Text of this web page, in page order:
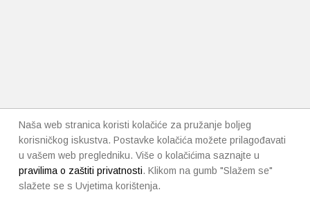
Naša web stranica koristi kolačiće za pružanje boljeg
korisničkog iskustva. Postavke kolačića možete prilagođavati
u vašem web pregledniku. Više o kolačićima saznajte u
pravilima o zaštiti privatnosti. Klikom na gumb "Slažem se"
slažete se s Uvjetima korištenja.